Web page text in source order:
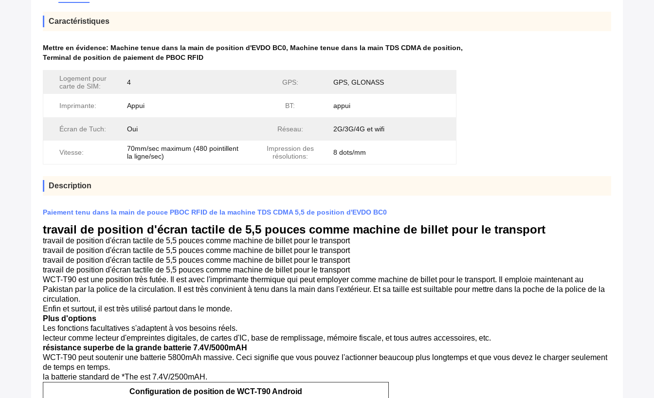
Caractéristiques
Mettre en évidence: Machine tenue dans la main de position d'EVDO BC0, Machine tenue dans la main TDS CDMA de position,
Terminal de position de paiement de PBOC RFID
Logement pour
carte de SIM:
4 GPS: GPS, GLONASS
Imprimante: Appui BT: appui
Écran de Tuch: Oui Réseau: 2G/3G/4G et wifi
Vitesse:
70mm/sec maximum (480 pointillent
la ligne/sec)
Impression des
résolutions:
8 dots/mm
Description
Paiement tenu dans la main de pouce PBOC RFID de la machine TDS CDMA 5,5 de position d'EVDO BC0
travail de position d'écran tactile de 5,5 pouces comme machine de billet pour le transport
travail de position d'écran tactile de 5,5 pouces comme machine de billet pour le transport
travail de position d'écran tactile de 5,5 pouces comme machine de billet pour le transport
travail de position d'écran tactile de 5,5 pouces comme machine de billet pour le transport
travail de position d'écran tactile de 5,5 pouces comme machine de billet pour le transport
WCT-T90 est une position très futée. Il est avec l'imprimante thermique qui peut employer comme machine de billet pour le transport. Il emploie maintenant au
Pakistan par la police de la circulation. Il est très convinient à tenu dans la main dans l'extérieur. Et sa taille est suiltable pour mettre dans la poche de la police de la
circulation.
Enfin et surtout, il est très utilisé partout dans le monde.
Plus d'options
Les fonctions facultatives s'adaptent à vos besoins réels.
lecteur comme lecteur d'empreintes digitales, de cartes d'IC, base de remplissage, mémoire fiscale, et tous autres accessoires, etc.
résistance superbe de la grande batterie 7.4V/5000mAH
WCT-T90 peut soutenir une batterie 5800mAh massive. Ceci signifie que vous pouvez l'actionner beaucoup plus longtemps et que vous devez le charger seulement
de temps en temps.
la batterie standard de *The est 7.4V/2500mAH.
Configuration de position de WCT-T90 Android